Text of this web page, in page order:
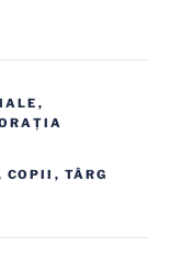
,
COPII , TÂRG